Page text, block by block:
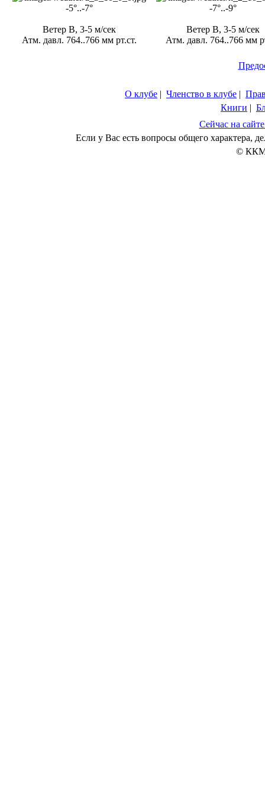
-5°..-7°
Ветер В, 3-5 м/сек
Атм. давл. 764..766 мм рт.ст.
-7°..-9°
Ветер В, 3-5 м/сек
Атм. давл. 764..766 мм
О клубе | Членство в клубе |
Книги |
Сейчас на
Если у Вас есть вопросы общего характера,
© ККМ